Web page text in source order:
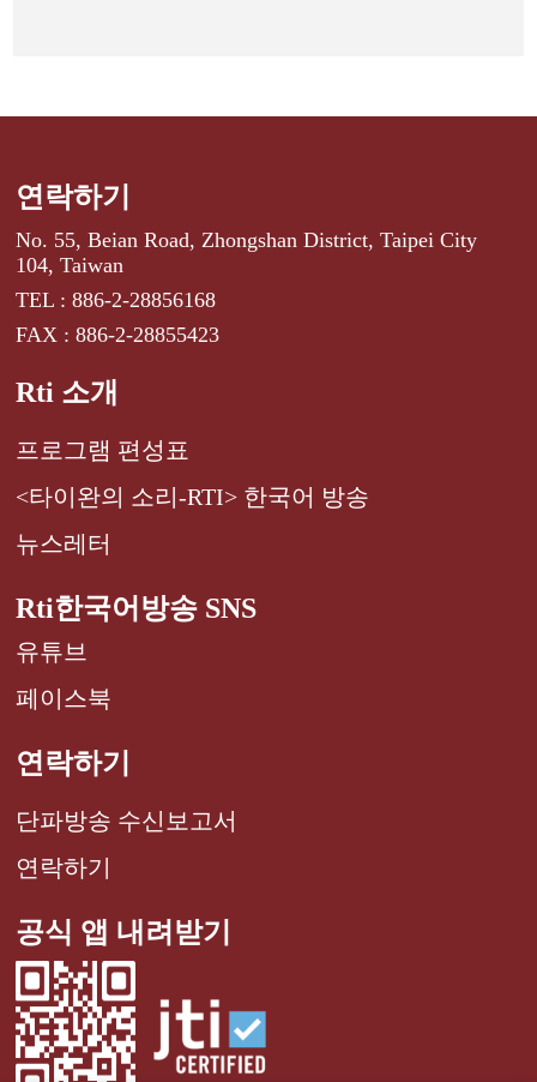
연락하기
No. 55, Beian Road, Zhongshan District, Taipei City
104, Taiwan
TEL : 886-2-28856168
FAX : 886-2-28855423
Rti 소개
프로그램 편성표
<타이완의 소리-RTI> 한국어 방송
뉴스레터
Rti한국어방송 SNS
유튜브
페이스북
연락하기
단파방송 수신보고서
연락하기
공식 앱 내려받기